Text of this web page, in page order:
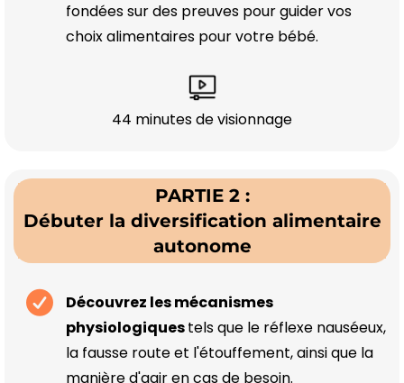
fondées sur des preuves pour guider vos
choix alimentaires pour votre bébé.
44 minutes de visionnage
PARTIE 2 :
Débuter la diversification alimentaire
autonome
Découvrez les mécanismes
physiologiquestels que le réflexe nauséeux,
la fausse route et l'étouffement, ainsi que la
manière d'agir en cas de besoin.